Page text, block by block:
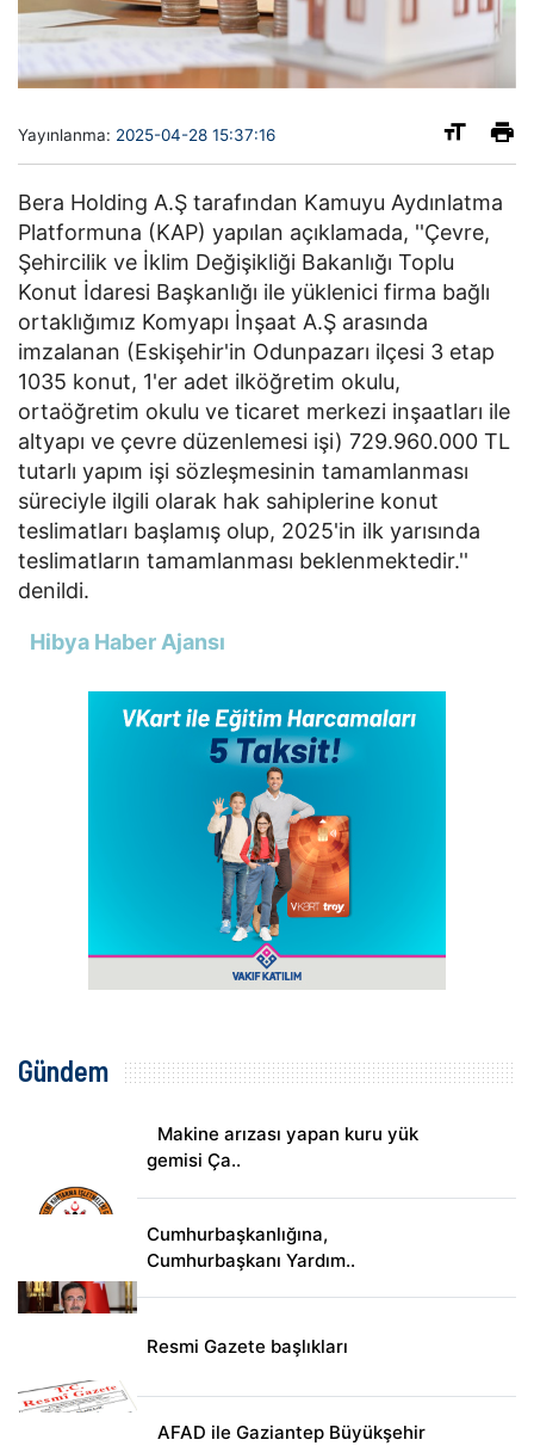
Yayınlanma: 2025-04-28 15:37:16
Bera Holding A.Ş tarafından Kamuyu Aydınlatma
Platformuna (KAP) yapılan açıklamada, ''Çevre,
Şehircilik ve İklim Değişikliği Bakanlığı Toplu
Konut İdaresi Başkanlığı ile yüklenici firma bağlı
ortaklığımız Komyapı İnşaat A.Ş arasında
imzalanan (Eskişehir'in Odunpazarı ilçesi 3 etap
1035 konut, 1'er adet ilköğretim okulu,
ortaöğretim okulu ve ticaret merkezi inşaatları ile
altyapı ve çevre düzenlemesi işi) 729.960.000 TL
tutarlı yapım işi sözleşmesinin tamamlanması
süreciyle ilgili olarak hak sahiplerine konut
teslimatları başlamış olup, 2025'in ilk yarısında
teslimatların tamamlanması beklenmektedir.''
denildi.
Hibya Haber Ajansı
Gündem
Makine arızası yapan kuru yük
gemisi Ça..
Cumhurbaşkanlığına,
Cumhurbaşkanı Yardım..
Resmi Gazete başlıkları
AFAD ile Gaziantep Büyükşehir